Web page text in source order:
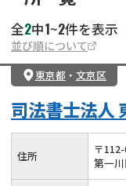
全2中1~2件を表示
並び順について
東京都 ・ 文京区
司法書士法人
住所 〒112-
第一